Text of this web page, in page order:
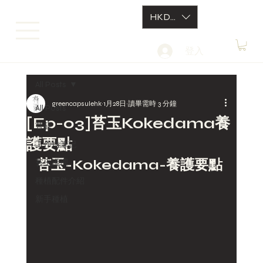
HKD (HK$)
All Posts
苔蘚
工作坊筆記
苔玉護理
[Ep-03]苔玉Kokedama養
護要點
greencapsulehk 1月28日 讀畢需時 3 分鐘
苔玉-Kokedama-養護要點